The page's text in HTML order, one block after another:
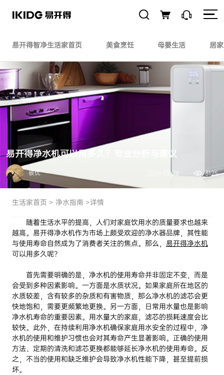
易开得智净生活家首页 美食烹饪 母婴生活 居
易开得净水机可以用多久？专业分析与建议
彼优 2024-02-28 3125
生活家首页 > 净水指南 >详情
随着生活水平的提高，人们对家庭饮用水的质量要求也越来
越高。易开得净水机作为市场上颇受欢迎的净水器品牌，其性能
与使用寿命自然成为了消费者关注的焦点。那么， 易开得净水机
可以用多久呢?
首先需要明确的是，净水机的使用寿命并非固定不变，而是
会受到多种因素影响。一方面是水质状况。如果家庭所在地区的
水质较差，含有较多的杂质和有害物质，那么净水机的滤芯会更
快地饱和，需要更频繁地更换。另一方面，日常用水量也是影响
净水机寿命的重要因素。用水量大的家庭，滤芯的损耗速度会比
较快。此外，在持续利用净水机确保家庭用水安全的过程中，净
水机的使用和维护习惯也会对其寿命产生显著影响。正确的使用
方法、定期的清洗和滤芯更换都能够延长净水机的使用寿命。反
之，不当的使用和缺乏维护会导致净水机性能下降，甚至提前损
坏。